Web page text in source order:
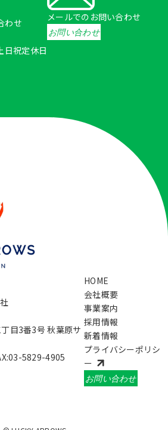
わせ
日祝定休日
メールでのお問い合わせ
お問い合わせ
目3番3号 秋葉原サ
5829-4905
HOME
会社概要
事業案内
採用情報
新着情報
プライバシーポリシ
ー
お問い合わせ